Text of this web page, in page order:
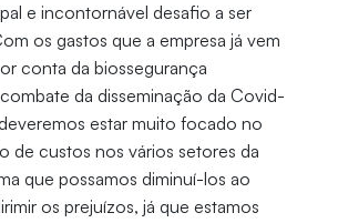
e incontornável desafio a ser
os gastos que a empresa já vem
conta da biossegurança
da disseminação da Covid-
estar muito focado no
de custos nos vários setores da
que possamos diminuí-los ao
os prejuízos, já que estamos